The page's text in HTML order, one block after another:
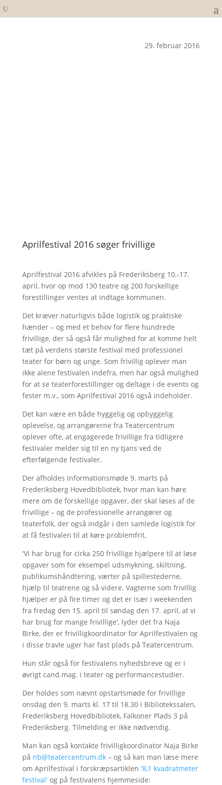
29. februar 2016
Aprilfestival 2016 søger frivillige
Aprilfestival 2016 afvikles på Frederiksberg 10.-17.
april, hvor op mod 130 teatre og 200 forskellige
forestillinger ventes at indtage kommunen.
Det kræver naturligvis både logistik og praktiske
hænder – og med et behov for flere hundrede
frivillige, der så også får mulighed for at komme helt
tæt på verdens største festival med professionel
teater for børn og unge. Som frivillig oplever man
ikke alene festivalen indefra, men har også mulighed
for at se teaterforestillinger og deltage i de events og
fester m.v., som Aprilfestival 2016 også indeholder.
Det kan være en både hyggelig og opbyggelig
oplevelse, og arrangørerne fra Teatercentrum
oplever ofte, at engagerede frivillige fra tidligere
festivaler melder sig til en ny tjans ved de
efterfølgende festivaler.
Der afholdes informationsmøde 9. marts på
Frederiksberg Hovedbibliotek, hvor man kan høre
mere om de forskellige opgaver, der skal løses af de
frivillige – og de professionelle arrangører og
teaterfolk, der også indgår i den samlede logistik for
at få festivalen til at køre problemfrit.
'Vi har brug for cirka 250 frivillige hjælpere til at løse
opgaver som for eksempel udsmykning, skiltning,
publikumshåndtering, værter på spillestederne,
hjælp til teatrene og så videre. Vagterne som frivillig
hjælper er på fire timer og det er især i weekenden
fra fredag den 15. april til søndag den 17. april, at vi
har brug for mange frivillige', lyder det fra Naja
Birke, der er frivilligkoordinator for Aprilfestivalen og
i disse travle uger har fast plads på Teatercentrum.
Hun står også for festivalens nyhedsbreve og er i
øvrigt cand.mag. i teater og performancestudier.
Der holdes som nævnt opstartsmøde for frivillige
onsdag den 9. marts kl. 17 til 18.30 i Bibliotekssalen,
Frederiksberg Hovedbibliotek, Falkoner Plads 3 på
Frederiksberg. Tilmelding er ikke nødvendig.
Man kan også kontakte frivilligkoordinator Naja Birke
på nb@teatercentrum.dk– og så kan man læse mere
om Aprilfestival i forskræpsartiklen '8,1 kvadratmeter
festival'og på festivalens hjemmeside: